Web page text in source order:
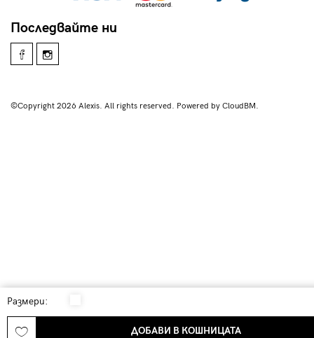
Размери:
ДОБАВИ В КОШНИЦАТА
Последвайте ни
©Copyright 2026 Alexis. All rights reserved. Powered by CloudBM.